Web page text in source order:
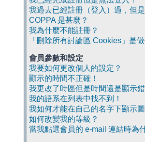
我過去已經註冊（登入）過，但
COPPA 是甚麼？
我為什麼不能註冊？
「刪除所有討論區 Cookies」是
會員參數和設定
我要如何更改個人的設定？
顯示的時間不正確！
我更改了時區但是時間還是顯示錯
我的語系在列表中找不到！
我如何才能在自己的名字下顯示
如何改變我的等級？
當我點選會員的 e-mail 連結時為